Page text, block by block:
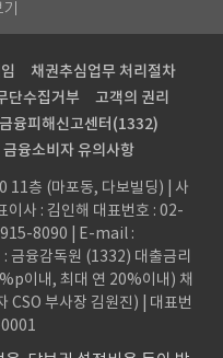
채권추심업무 처리절차
단수집거부
고객의 권리
융피해신고센터(1332)
융소비자 유의사항
11층 (마포동, 다보빌딩) | 사
사 : 김인해 대표번호 : 02-
8090 | E-mail :
금융감독원 (1332) 대출금리
이내, 최대 연 20%이내) 채
CSO 부사장 김원진) | 대표번